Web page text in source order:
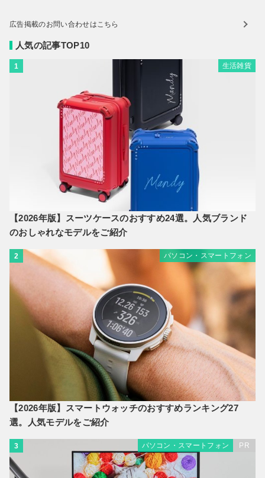
広告掲載のお問い合わせはこちら
人気の記事TOP10
1 生活雑貨
【2026年版】スーツケースのおすすめ24選。人気ブランド
のおしゃれなモデルをご紹介
2 パソコン・スマートフォン
【2026年版】スマートウォッチのおすすめランキング27
選。人気モデルをご紹介
3 パソコン・スマートフォン PR